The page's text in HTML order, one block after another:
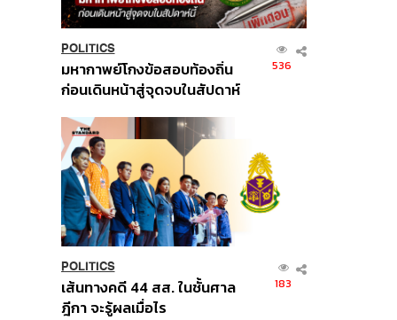
POLITICS
มหากาพย์โกงข้อสอบท้องถิ่น
ก่อนเดินหน้าสู่จุดจบในสัปดาห์
536
POLITICS
เส้นทางคดี 44 สส. ในชั้นศาล
ฎีกา จะรู้ผลเมื่อไร
183